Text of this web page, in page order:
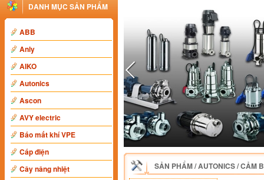
DANH MỤC SẢN PHẨM
ABB
Anly
AIKO
Autonics
Ascon
AVY electric
Báo mất khí VPE
Cáp điện
Cây nâng nhiệt
SẢN PHẨM/AUTONICS/CẢM